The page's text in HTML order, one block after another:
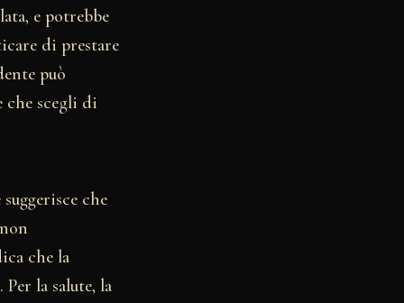
e potrebbe
di prestare
può
scegli di
che
che la
la salute, la